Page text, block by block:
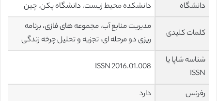
دانشگاه
دانشکده محیط زیست، دانشگاه پکن، چین
کلمات کلیدی
مدیریت منابع آب، مجموعه های فازی، برنامه
ریزی دو مرحله ای، تجزیه و تحلیل چرخه زندگی
شناسه شاپا یا
ISSN
ISSN 2016.01.008
رفرنس
دارد